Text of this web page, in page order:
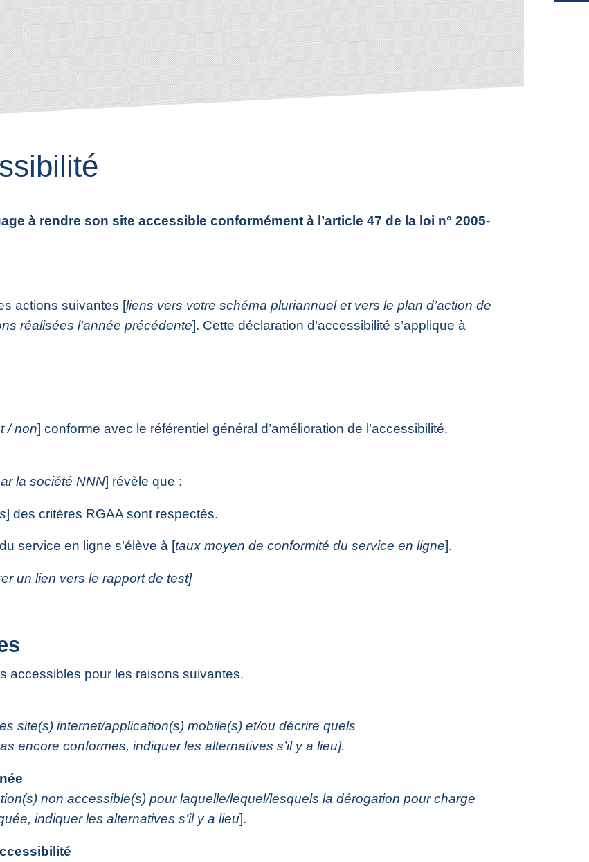
à rendre son site accessible conformément à l’article 47 de la loi n° 2005-
actions suivantes [liens vers votre schéma pluriannuel et vers le plan d’action de
réalisées l’année précédente]. Cette déclaration d’accessibilité s’applique à
/ non] conforme avec le référentiel général d’amélioration de l’accessibilité.
la société NNN] révèle que :
] des critères RGAA sont respectés.
service en ligne s’élève à [taux moyen de conformité du service en ligne].
un lien vers le rapport de test]
accessibles pour les raisons suivantes.
site(s) internet/application(s) mobile(s) et/ou décrire quels
encore conformes, indiquer les alternatives s’il y a lieu].
non accessible(s) pour laquelle/lequel/lesquels la dérogation pour charge
indiquer les alternatives s’il y a lieu].